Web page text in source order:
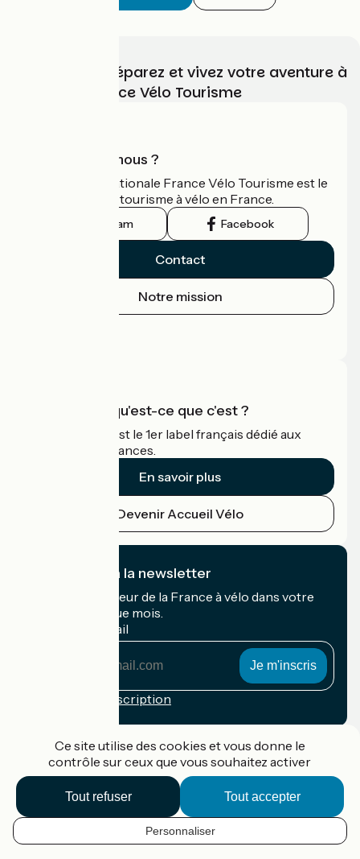
FR
Choisissez, préparez et vivez votre aventure à
vélo avec France Vélo Tourisme
Qui sommes-nous ?
L'association nationale France Vélo Tourisme est le
guide officiel du tourisme à vélo en France.
Instagram Facebook
Contact
Notre mission
Accueil Vélo qu'est-ce que c'est ?
Accueil Vélo c'est le 1er label français dédié aux
cyclistes en vacances.
En savoir plus
Devenir Accueil Vélo
Je m'abonne à la newsletter
Recevez le meilleur de la France à vélo dans votre
boîte mail chaque mois.
Mon adresse mail
Conditions d'inscription
Accueil Vélo Pro
Contact
Mentions légales
Ce site utilise des cookies et vous donne le
contrôle sur ceux que vous souhaitez activer
Tout accepter
Tout refuser
Personnaliser